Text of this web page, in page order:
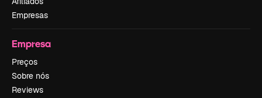
Empresas
Empresa
Preços
Sobre nós
Reviews